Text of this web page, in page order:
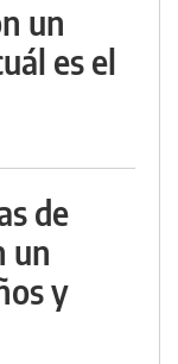
un
es el
de
un
y